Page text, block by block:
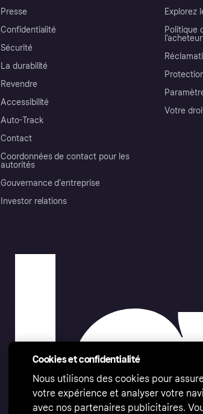
Presse
Confidentialité
Sécurité
La durabilité
Revendre
Accessibilité
Auto-Track
Contact
Coordonnées de contact pour les
autorités
Gouvernance d’entreprise
Investor relations
Explorez
Politique
Votre
Cookies et confidentialité
Nous utilisons des cookies pour
votre expérience et analyser votre
avec nos partenaires publicitaires.